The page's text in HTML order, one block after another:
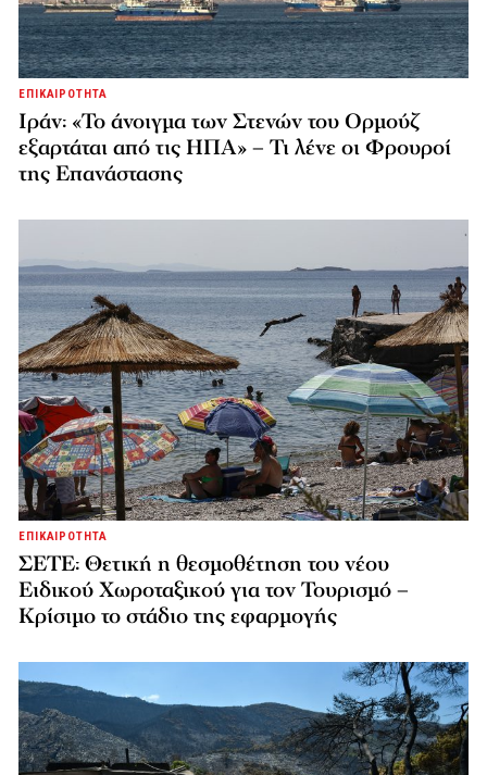
ΕΠΙΚΑΙΡΟΤΗΤΑ
Ιράν: «Το άνοιγμα των Στενών του Ορμούζ
εξαρτάται από τις ΗΠΑ» – Τι λένε οι Φρουροί
της Επανάστασης
ΕΠΙΚΑΙΡΟΤΗΤΑ
ΣΕΤΕ: Θετική η θεσμοθέτηση του νέου
Ειδικού Χωροταξικού για τον Τουρισμό –
Κρίσιμο το στάδιο της εφαρμογής